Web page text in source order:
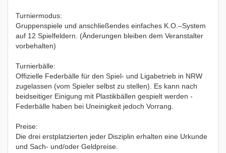
Turniermodus:
Gruppenspiele und anschließendes einfaches K.O.–System
auf 12 Spielfeldern. (Änderungen bleiben dem Veranstalter
vorbehalten)
Turnierbälle:
Offizielle Federbälle für den Spiel- und Ligabetrieb in NRW
zugelassen (vom Spieler selbst zu stellen). Es kann nach
beidseitiger Einigung mit Plastikbällen gespielt werden -
Federbälle haben bei Uneinigkeit jedoch Vorrang.
Preise:
Die drei erstplatzierten jeder Disziplin erhalten eine Urkunde
und Sach- und/oder Geldpreise.